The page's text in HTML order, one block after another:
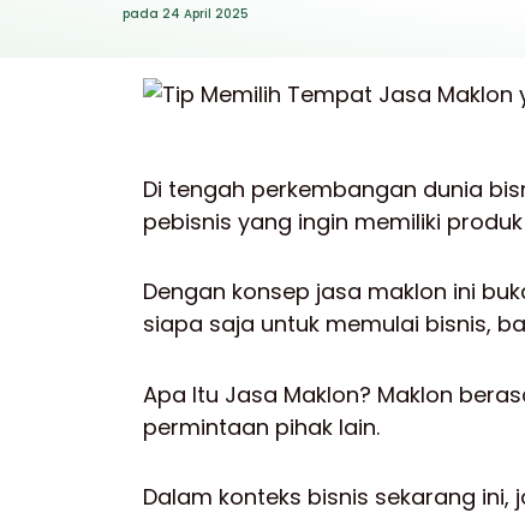
pada 24 April 2025
Di tengah perkembangan dunia
pebisnis yang ingin memiliki
Dengan konsep jasa maklon ini
siapa saja untuk memulai bisnis,
Apa Itu Jasa Maklon? Maklon
permintaan pihak lain.
Dalam konteks bisnis sekarang